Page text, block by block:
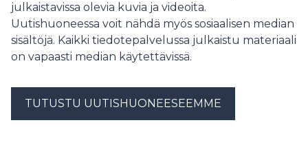
julkaistavissa olevia kuvia ja videoita.
Uutishuoneessa voit nähdä myös sosiaalisen median
sisältöjä. Kaikki tiedotepalvelussa julkaistu materiaali
on vapaasti median käytettävissä.
TUTUSTU UUTISHUONEESEEMME